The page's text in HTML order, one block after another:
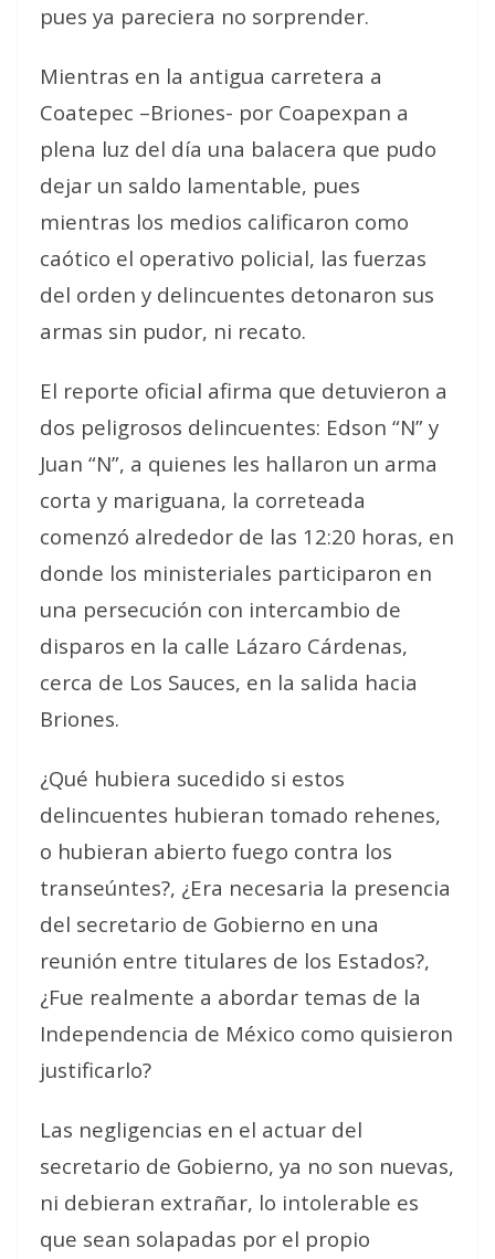
pues ya pareciera no sorprender.
Mientras en la antigua carretera a
Coatepec –Briones- por Coapexpan a
plena luz del día una balacera que pudo
dejar un saldo lamentable, pues
mientras los medios calificaron como
caótico el operativo policial, las fuerzas
del orden y delincuentes detonaron sus
armas sin pudor, ni recato.
El reporte oficial afirma que detuvieron a
dos peligrosos delincuentes: Edson “N” y
Juan “N”, a quienes les hallaron un arma
corta y mariguana, la correteada
comenzó alrededor de las 12:20 horas, en
donde los ministeriales participaron en
una persecución con intercambio de
disparos en la calle Lázaro Cárdenas,
cerca de Los Sauces, en la salida hacia
Briones.
¿Qué hubiera sucedido si estos
delincuentes hubieran tomado rehenes,
o hubieran abierto fuego contra los
transeúntes?, ¿Era necesaria la presencia
del secretario de Gobierno en una
reunión entre titulares de los Estados?,
¿Fue realmente a abordar temas de la
Independencia de México como quisieron
justificarlo?
Las negligencias en el actuar del
secretario de Gobierno, ya no son nuevas,
ni debieran extrañar, lo intolerable es
que sean solapadas por el propio